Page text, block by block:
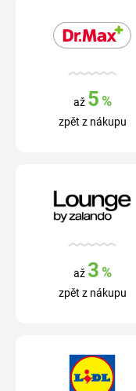
až 5%
zpět z nákupu
až 3%
zpět z nákupu